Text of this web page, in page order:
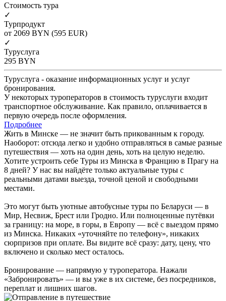
Cтоимость тура
✓
Турпродукт
от 2069 BYN (595 EUR)
✓
Туруслуга
295 BYN
Туруслуга - оказание информационных услуг и услуг
бронирования.
У некоторых туроператоров в стоимость туруслуги входит
транспортное обслуживание. Как правило, оплачивается в
первую очередь после оформления.
Подробнее
Жить в Минске — не значит быть прикованным к городу.
Наоборот: отсюда легко и удобно отправляться в самые разные
путешествия — хоть на один день, хоть на целую неделю.
Хотите устроить себе Туры из Минска в Францию в Прагу на
8 дней? У нас вы найдёте только актуальные туры с
реальными датами выезда, точной ценой и свободными
местами.
Это могут быть уютные автобусные туры по Беларуси — в
Мир, Несвиж, Брест или Гродно. Или полноценные путёвки
за границу: на море, в горы, в Европу — всё с выездом прямо
из Минска. Никаких «уточняйте по телефону», никаких
сюрпризов при оплате. Вы видите всё сразу: дату, цену, что
включено и сколько мест осталось.
Бронирование — напрямую у туроператора. Нажали
«Забронировать» — и вы уже в их системе, без посредников,
переплат и лишних шагов.